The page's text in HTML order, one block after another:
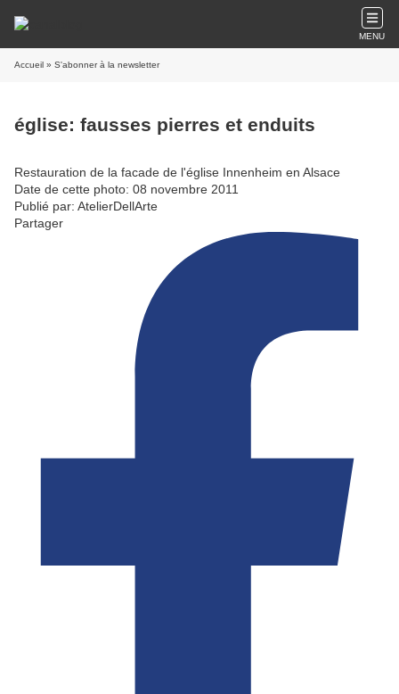
MENU
Accueil » S'abonner à la newsletter
église: fausses pierres et enduits
Restauration de la facade de l'église Innenheim en Alsace
Date de cette photo: 08 novembre 2011
Publié par: AtelierDellArte
Partager